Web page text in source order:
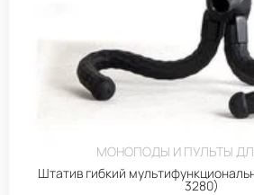
МОНОПОДЫ И ПУЛЬТЫ
Штатив гибкий
3280)